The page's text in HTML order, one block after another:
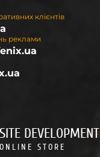
клієнтів
реклами
DEVELOPMENT
STORE